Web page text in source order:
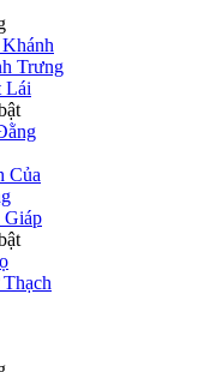
Trưng
Lái
Của
Giáp